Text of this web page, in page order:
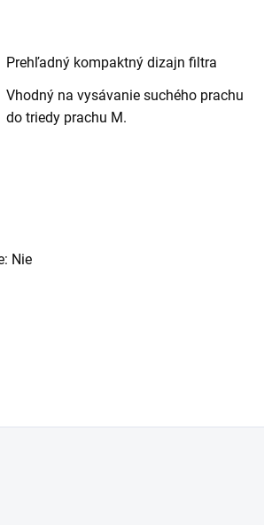
Prehľadný kompaktný dizajn filtra
Vhodný na vysávanie suchého prachu
do triedy prachu M.
Nie